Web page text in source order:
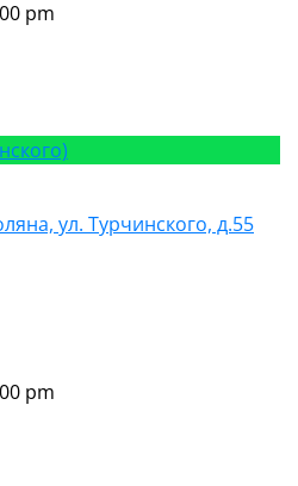
pm
ул. Турчинского, д.55
pm